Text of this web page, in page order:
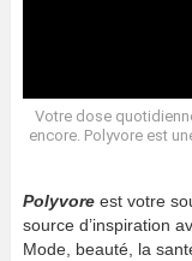
Votre dose
encore. Polyvore est
Polyvore est votre
source d’inspiration
Mode, beauté, la